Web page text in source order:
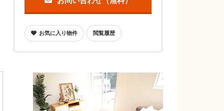
お気に入り物件 閲覧履歴